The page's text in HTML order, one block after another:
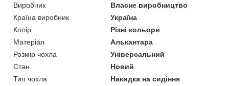
Виробник
Власне виробництво
Країна виробник
Україна
Колір
Різні кольори
Матеріал
Алькантара
Розмір чохла
Універсальний
Стан
Новий
Тип чохла
Накидка на сидіння